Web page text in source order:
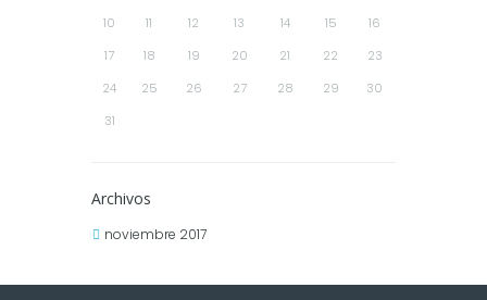
10 11 12 13 14 15
16
17
18 19 20 21 22
23
24
25 26 27 28 29
30
31
Archivos
noviembre 2017